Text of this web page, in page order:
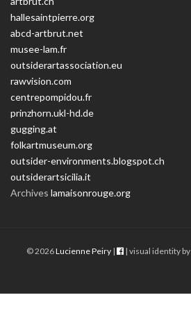
hallesaintpierre.org
abcd-artbrut.net
musee-lam.fr
outsiderartassociation.eu
rawvision.com
centrepompidou.fr
prinzhorn.ukl-hd.de
gugging.at
folkartmuseum.org
outsider-environments.blogspot.ch
outsiderartsicilia.it
Archives lamaisonrouge.org
© 2026Lucienne Peiry| | visual identity by